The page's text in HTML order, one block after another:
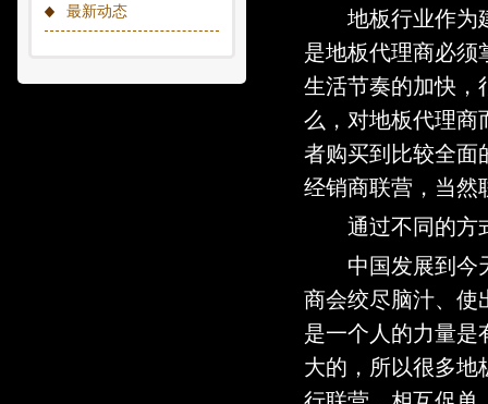
最新动态
地板行业作为建
是地板代理商必须
生活节奏的加快，
么，对地板代理商
者购买到比较全面
经销商联营，当然
通过不同的方
中国发展到今天
商会绞尽脑汁、使
是一个人的力量是
大的，所以很多地